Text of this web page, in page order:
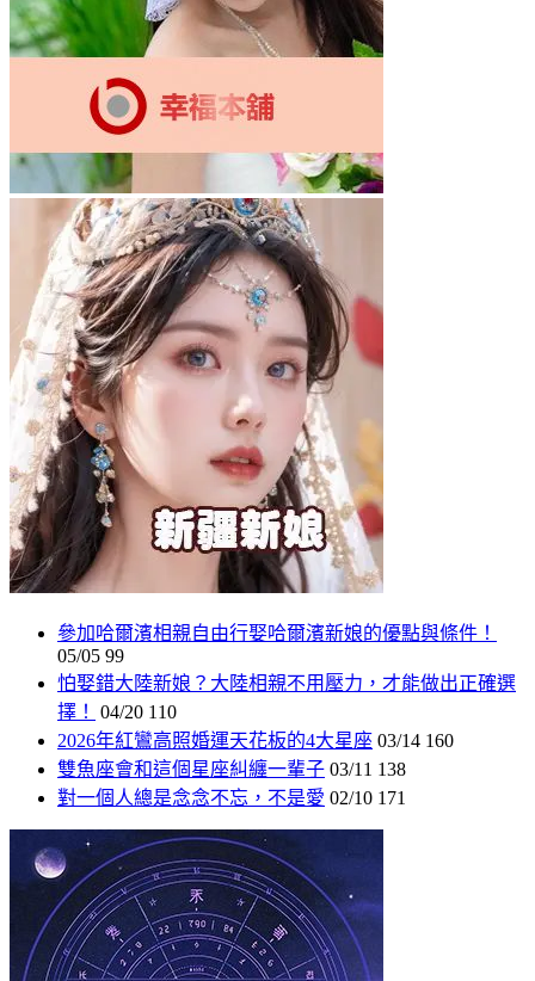
參加哈爾濱相親自由行娶哈爾濱新娘的優點與條件！
05/05 99
怕娶錯大陸新娘？大陸相親不用壓力，才能做出正確選
擇！
04/20 110
2026年紅鸞高照婚運天花板的4大星座 03/14 160
雙魚座會和這個星座糾纏一輩子 03/11 138
對一個人總是念念不忘，不是愛 02/10 171